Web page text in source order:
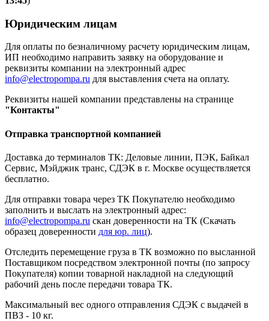
Юридическим лицам
Для оплаты по безналичному расчету юридическим лицам,
ИП необходимо направить заявку на оборудование и
реквизиты компании на электронный адрес
info@electropompa.ru для выставления счета на оплату.
Реквизиты нашей компании представлены на странице
"Контакты"
Отправка транспортной компанией
Доставка до терминалов ТК: Деловые линии, ПЭК, Байкал
Сервис, Мэйджик транс, СДЭК в г. Москве осуществляется
бесплатно.
Для отправки товара через ТК Покупателю необходимо
заполнить и выслать на электронный адрес:
info@electropompa.ru скан доверенности на ТК (Скачать
образец доверенности для юр. лиц).
Отследить перемещение груза в ТК возможно по высланной
Поставщиком посредством электронной почты (по запросу
Покупателя) копии товарной накладной на следующий
рабочий день после передачи товара ТК.
Максимальный вес одного отправления СДЭК с выдачей в
ПВЗ - 10 кг.